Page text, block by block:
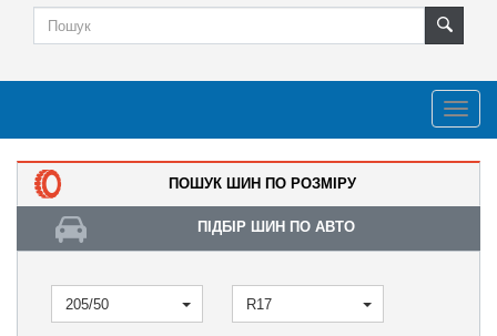
ПОШУК ШИН ПО РОЗМІРУ
ПІДБІР ШИН ПО АВТО
205/50 R17